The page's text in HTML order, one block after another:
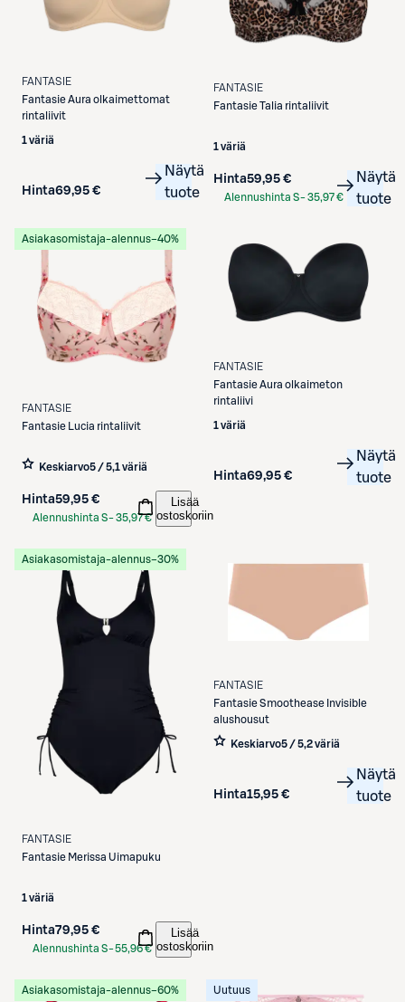
FANTASIE
FantasieAura olkaimettomat
rintaliivit
1 väriä
Hinta69,95 €
Näytä
tuote
FANTASIE
Fantasie Talia rintaliivit
1 väriä
Hinta59,95 €
Alennushinta S-35,97 €
Näytä
tuote
Asiakasomistaja-alennus−40%
FANTASIE
Fantasie
Lucia rintaliivit
Keskiarvo5 / 5,1 väriä
Hinta59,95 €
Alennushinta S-35,97 €
Lisää
ostoskoriin
FANTASIE
FantasieAura olkaimeton
rintaliivi
1 väriä
Hinta69,95 €
Näytä
tuote
Asiakasomistaja-alennus−30%
FANTASIE
Fantasie Merissa Uimapuku
1 väriä
Hinta79,95 €
Alennushinta S-55,96 €
Lisää
ostoskoriin
FANTASIE
FantasieSmoothease Invisible
alushousut
Keskiarvo5 / 5,2 väriä
Hinta15,95 €
Näytä
tuote
Asiakasomistaja-alennus−60% Uutuus